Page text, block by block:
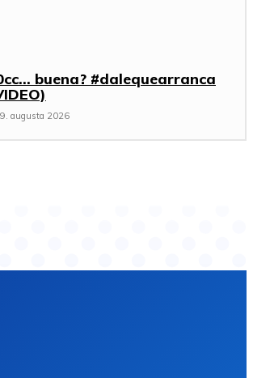
buena? #dalequearranca
9. augusta 2026